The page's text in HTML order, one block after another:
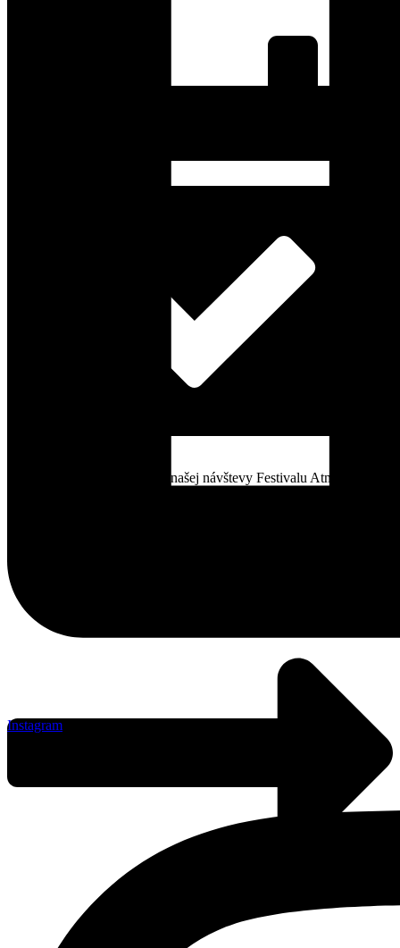
Instagram
Napísal som pár postrehov z našej návštevy Festivalu Atmosféra v